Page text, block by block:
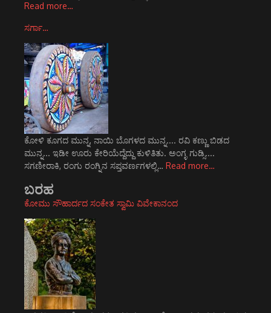
Read more…
ಸರ್ಗಾ…
ಕೋಳಿ ಕೂಗದ ಮುನ್ನ, ನಾಯಿ ಬೊಗಳದ ಮುನ್ನ.... ರವಿ ಕಣ್ಣು ಬಿಡದ
ಮುನ್ನ... ಇಡೀ ಊರು ಕೇರಿಯೆದ್ದೆದ್ದು ಕುಳಿತಿತು. ಅಂಗ್ಳ ಗುಡ್ಸಿ....
ಸಗಣೀರಾಕಿ, ರಂಗು ರಂಗ್ನಿನ ಸಪ್ತವರ್ಣಗಳಲ್ಲಿ… Read more…
ಬರಹ
ಕೋಮು ಸೌಹಾರ್ದದ ಸಂಕೇತ ಸ್ವಾಮಿ ವಿವೇಕಾನಂದ